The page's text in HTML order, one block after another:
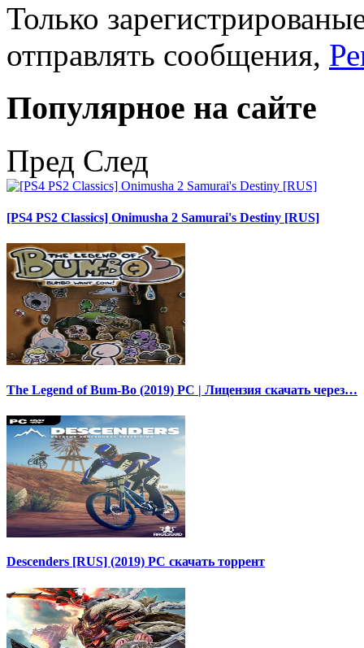
Только
отправлять сообщения,
Популярное на сайте
Пред След
[PS4 PS2 Classics] Onimusha 2 Samurai's Destiny [RUS]
The Legend of Bum-Bo (2019) PC | Лицензия скачать через…
Descenders [RUS] (2019) PC скачать торрент